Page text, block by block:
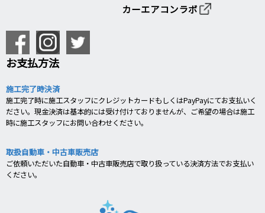
カーエアコンラボ
お支払方法
施工完了時決済
施工完了時に施工スタッフにクレジットカードもしくはPayPayにてお支払いく
ださい。現金決済は基本的には受け付けておりませんが、ご希望の場合は施工
時に施工スタッフにお問い合わせください。
取扱自動車・中古車販売店
ご依頼いただいた自動車・中古車販売店で取り扱っている決済方法でお支払い
ください。